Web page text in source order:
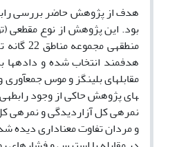
هدف از پژوهش حاضر بررسی
هدفمند انتخاب شده و
های پژوهش حاکی از وجود
نمره­ی کل آزار­دیدگی و نمره­ی
و مردان تفاوت معناداری دیده